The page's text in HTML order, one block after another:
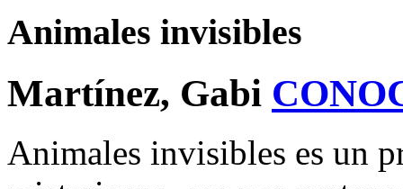
Animales invisibles
Martínez, Gabi
Animales invisibles es un